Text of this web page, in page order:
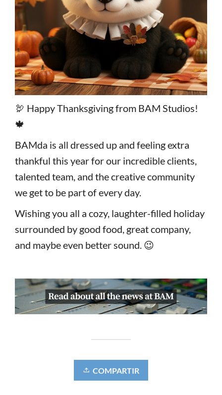
🦃 Happy Thanksgiving from BAM Studios!
🍁
BAMda is all dressed up and feeling extra
thankful this year for our incredible clients,
talented team, and the creative community
we get to be part of every day.
Wishing you all a cozy, laughter-filled holiday
surrounded by good food, great company,
and maybe even better sound. 😉
COMPARTIR